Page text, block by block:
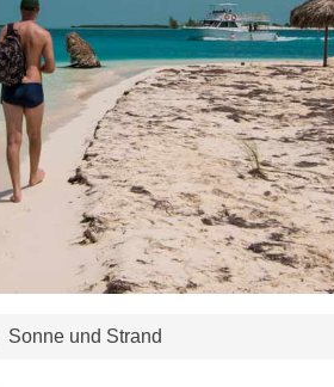
Sonne und Strand